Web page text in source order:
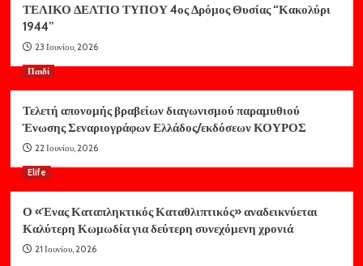
ΤΕΛΙΚΟ ΔΕΛΤΙΟ ΤΥΠΟΥ 4ος Δρόμος Θυσίας “Κακολύρι
1944”
23 Ιουνίου, 2026
Παιδί
Τελετή απονομής βραβείων διαγωνισμού παραμυθιού
Ένωσης Σεναριογράφων Ελλάδος/εκδόσεων ΚΟΥΡΟΣ
22 Ιουνίου, 2026
Elife
Ο «Ένας Καταπληκτικός Καταθλιπτικός» αναδεικνύεται
Καλύτερη Κωμωδία για δεύτερη συνεχόμενη χρονιά
21 Ιουνίου, 2026